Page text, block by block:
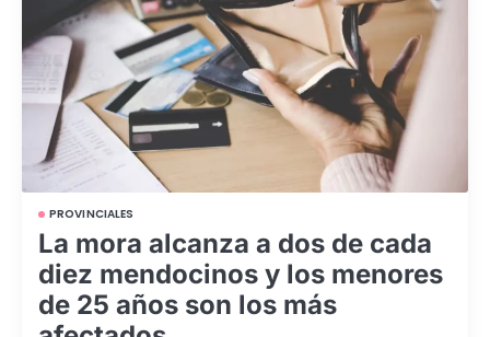
PROVINCIALES
La mora alcanza a dos de cada
diez mendocinos y los menores
de 25 años son los más